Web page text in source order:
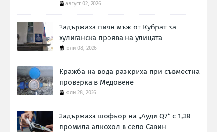
август 02, 2026
Задържаха пиян мъж от Кубрат за
хулиганска проява на улицата
юли 08, 2026
Кражба на вода разкриха при съвместна
проверка в Медовене
юли 28, 2026
Задържаха шофьор на „Ауди Q7“ с 1,38
промила алкохол в село Савин